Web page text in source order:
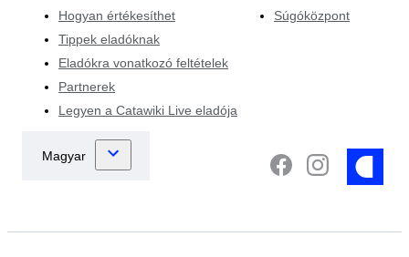
Hogyan értékesíthet
Tippek eladóknak
Eladókra vonatkozó feltételek
Partnerek
Legyen a Catawiki Live eladója
Súgóközpont